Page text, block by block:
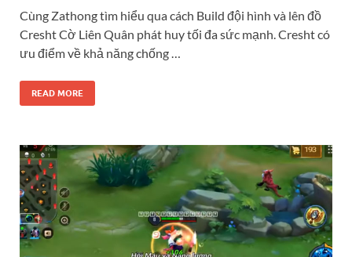
Cùng Zathong tìm hiểu qua cách Build đội hình và lên đồ
Cresht Cờ Liên Quân phát huy tối đa sức mạnh. Cresht có
ưu điểm về khả năng chống …
READ MORE